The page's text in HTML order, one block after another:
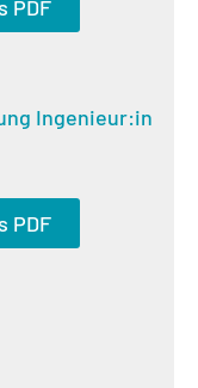
PDF
Ingenieur:in
PDF